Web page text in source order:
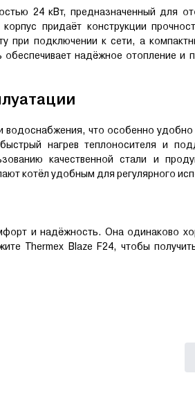
24 кВт, предназначенный для
придаёт конструкции
при подключении к сети, а
надёжное отопление и
водоснабжения, что особенно
нагрев теплоносителя и
качественной стали и
котёл удобным для регулярного
и надёжность. Она одинаково
Thermex Blaze F24, чтобы